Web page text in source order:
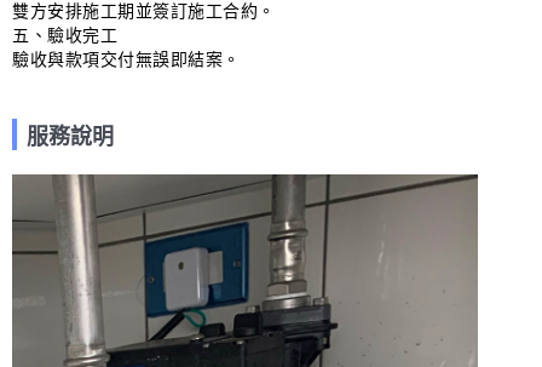
雙方安排施工期並簽訂施工合約。
五、驗收完工
驗收與款項交付無誤即結案。
服務說明